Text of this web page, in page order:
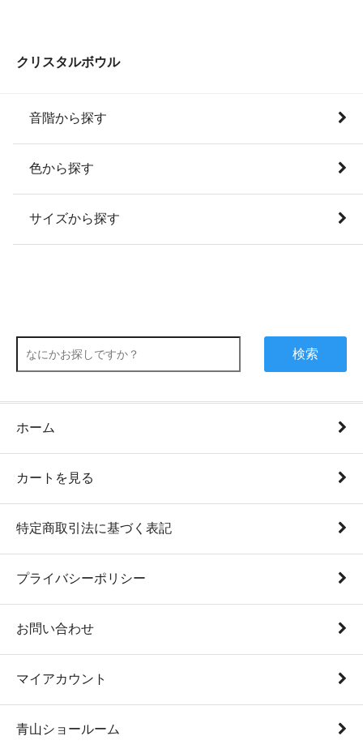
クリスタルボウル
音階から探す
色から探す
サイズから探す
検索
ホーム
カートを見る
特定商取引法に基づく表記
プライバシーポリシー
お問い合わせ
マイアカウント
青山ショールーム